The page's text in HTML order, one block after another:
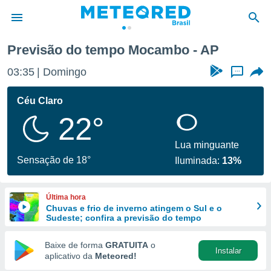
da
fornecidas
a este
das
e
forma
digital
Previsão do tempo Mocambo - AP
03:35 Domingo ...
Céu Claro
22°
Sensação de 18°
Lua minguante
Iluminada: 13%
Última hora
Chuvas e frio de inverno atingem o Sul e o
Sudeste; confira a previsão do tempo
Baixe de forma GRATUITA o
aplicativo da Meteored!
Instalar